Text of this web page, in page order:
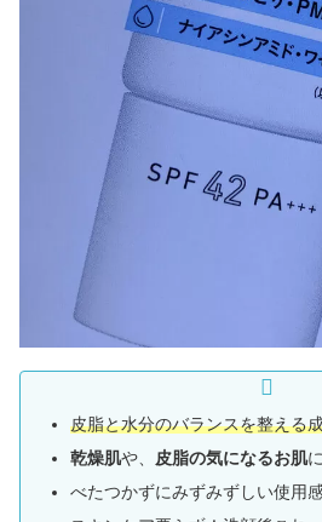
皮脂と水分のバランスを整える
乾燥肌や、 皮脂の気になるお肌
べたつかずにみずみずしい使用